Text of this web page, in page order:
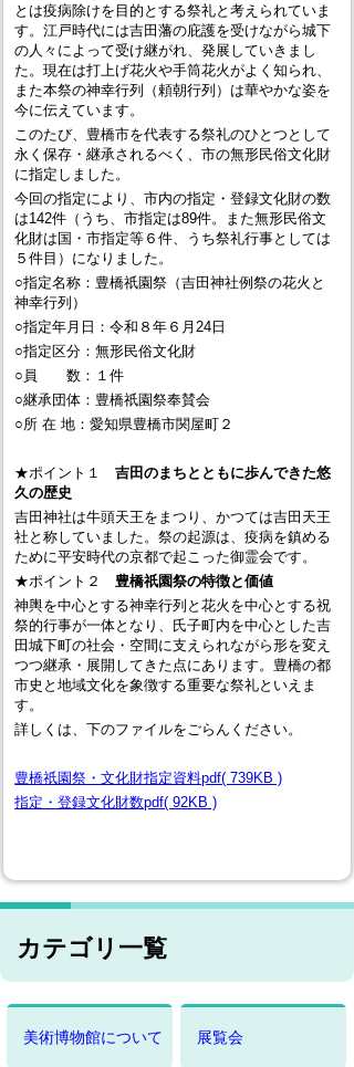
とは疫病除けを目的とする祭礼と考えられていま
す。江戸時代には吉田藩の庇護を受けながら城下
の人々によって受け継がれ、発展していきまし
た。現在は打上げ花火や手筒花火がよく知られ、
また本祭の神幸行列（頼朝行列）は華やかな姿を
今に伝えています。
このたび、豊橋市を代表する祭礼のひとつとして
永く保存・継承されるべく、市の無形民俗文化財
に指定しました。
今回の指定により、市内の指定・登録文化財の数
は142件（うち、市指定は89件。また無形民俗文
化財は国・市指定等６件、うち祭礼行事としては
５件目）になりました。
○指定名称：豊橋祇園祭（吉田神社例祭の花火と
神幸行列）
○指定年月日：令和８年６月24日
○指定区分：無形民俗文化財
○員 数：１件
○継承団体：豊橋祇園祭奉賛会
○所 在 地：愛知県豊橋市関屋町２
★ポイント１吉田のまちとともに歩んできた悠
久の歴史
吉田神社は牛頭天王をまつり、かつては吉田天王
社と称していました。祭の起源は、疫病を鎮める
ために平安時代の京都で起こった御霊会です。
★ポイント２豊橋祇園祭の特徴と価値
神輿を中心とする神幸行列と花火を中心とする祝
祭的行事が一体となり、氏子町内を中心とした吉
田城下町の社会・空間に支えられながら形を変え
つつ継承・展開してきた点にあります。豊橋の都
市史と地域文化を象徴する重要な祭礼といえま
す。
詳しくは、下のファイルをごらんください。
豊橋祇園祭・文化財指定資料pdf( 739KB )
指定・登録文化財数pdf( 92KB )
カテゴリ一覧
美術博物館について 展覧会